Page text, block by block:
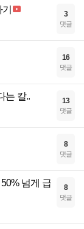
3
댓글
16
댓글
는 칼.. 13
댓글
8
댓글
넘게 급
8
댓글